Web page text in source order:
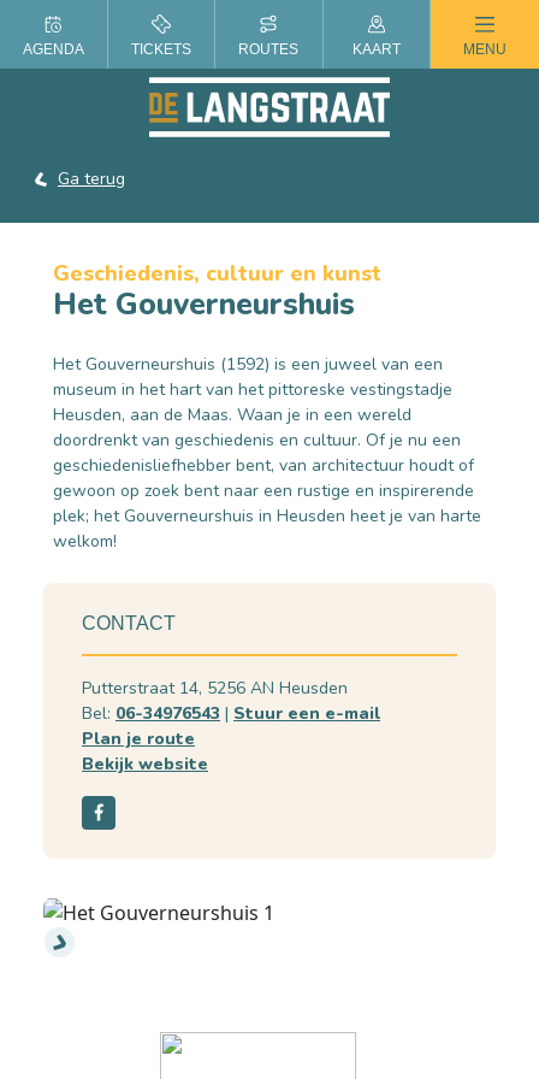
ZOMER IN DE LANGSTRAAT
Ga terug
Geschiedenis, cultuur en kunst
Het Gouverneurshuis
Het Gouverneurshuis (1592) is een juweel van een
museum in het hart van het pittoreske vestingstadje
Heusden, aan de Maas. Waan je in een wereld
doordrenkt van geschiedenis en cultuur. Of je nu een
geschiedenisliefhebber bent, van architectuur houdt of
gewoon op zoek bent naar een rustige en inspirerende
plek; het Gouverneurshuis in Heusden heet je van harte
welkom!
CONTACT
Putterstraat 14, 5256 AN Heusden
Bel: 06-34976543 | Stuur een e-mail
Plan je route
Bekijk website
AGENDA TICKETS ROUTES KAART MENU